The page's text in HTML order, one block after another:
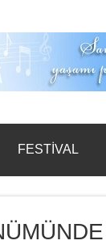
FESTİVAL